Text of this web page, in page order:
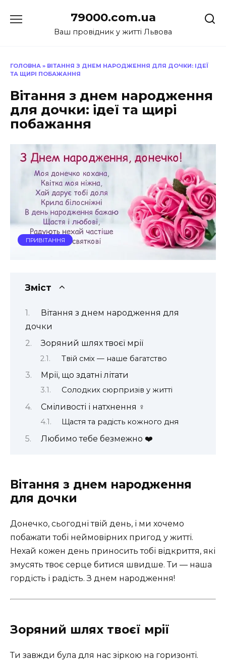
до
79000.com.ua
Ваш провідник у житті Львова
ГОЛОВНА » ВІТАННЯ З ДНЕМ НАРОДЖЕННЯ ДЛЯ ДОЧКИ: ІДЕЇ
ТА ЩИРІ ПОБАЖАННЯ
Вітання з днем народження
для дочки: ідеї та щирі
побажання
ПРИВІТАННЯ
Зміст
Вітання з днем народження для
дочки
Зоряний шлях твоєї мрії
Твій сміх — наше багатство
Мрії, що здатні літати
Солодких сюрпризів у житті
Сміливості і натхнення ‍♀️
Щастя та радість кожного дня
Любимо тебе безмежно ❤️
Вітання з днем народження
для дочки
Донечко, сьогодні твій день, і ми хочемо
побажати тобі неймовірних пригод у житті.
Нехай кожен день приносить тобі відкриття, які
змусять твоє серце битися швидше. Ти — наша
гордість і радість. З днем народження!
Зоряний шлях твоєї мрії
Ти завжди була для нас зіркою на горизонті.